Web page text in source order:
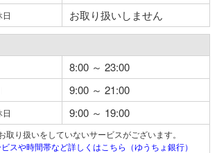
日 お取り扱いしません
8:00 ～ 23:00
9:00 ～ 21:00
日 9:00 ～ 19:00
取り扱いをしていないサービスがございます。
スや時間帯など詳しくはこちら（ゆうちょ銀行）